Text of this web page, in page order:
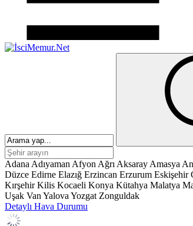
Adana Adıyaman Afyon Ağrı Aksaray Amasya
Düzce Edirne Elazığ Erzincan Erzurum Eskişehir
Kırşehir Kilis Kocaeli Konya Kütahya Malatya
Uşak Van Yalova Yozgat Zonguldak
Detaylı Hava Durumu